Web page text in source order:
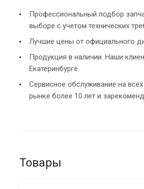
Профессиональный подбор
выборе с учетом технических
Лучшие цены от официального
Продукция в наличии. Наши
Екатеринбурге.
Сервисное обслуживание на
рынке более 10 лет и
Товары